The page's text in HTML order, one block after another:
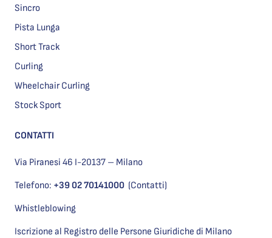
Sincro
Pista Lunga
Short Track
Curling
Wheelchair Curling
Stock Sport
CONTATTI
Via Piranesi 46 I-20137 – Milano
Telefono: +39 02 70141000 (Contatti)
Whistleblowing
Iscrizione al Registro delle Persone Giuridiche di Milano